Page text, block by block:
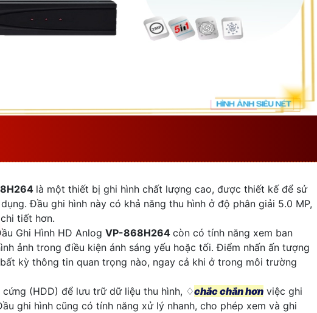
là một thiết bị ghi hình chất lượng cao, được thiết kế để sử
Đầu ghi hình này có khả năng thu hình ở độ phân giải 5.0 MP,
tiết hơn.
Ghi Hình HD Anlog VP-868H264 còn có tính năng xem ban
ảnh trong điều kiện ánh sáng yếu hoặc tối. Điểm nhấn ấn tượng
kỳ thông tin quan trọng nào, ngay cả khi ở trong môi trường
(HDD) để lưu trữ dữ liệu thu hình, ♢chắc chắn hơn việc ghi
ghi hình cũng có tính năng xử lý nhanh, cho phép xem và ghi